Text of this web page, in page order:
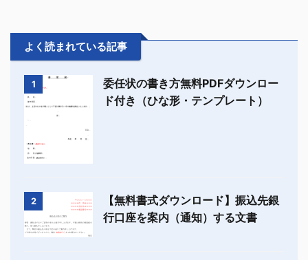
よく読まれている記事
1
委任状の書き方無料PDFダウンロー
ド付き（ひな形・テンプレート）
2
【無料書式ダウンロード】振込先銀
行口座を案内（通知）する文書